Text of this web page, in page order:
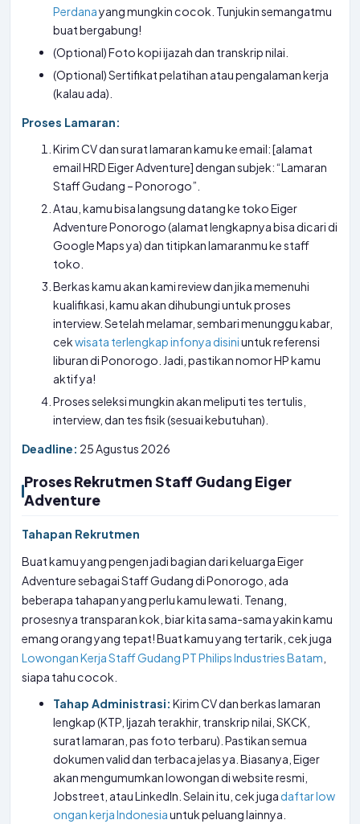
Perdanayang mungkin cocok. Tunjukin semangatmu
buat bergabung!
(Optional) Foto kopi ijazah dan transkrip nilai.
(Optional) Sertifikat pelatihan atau pengalaman kerja
(kalau ada).
Proses Lamaran:
Kirim CV dan surat lamaran kamu ke email: [alamat
email HRD Eiger Adventure] dengan subjek: “Lamaran
Staff Gudang – Ponorogo”.
Atau, kamu bisa langsung datang ke toko Eiger
Adventure Ponorogo (alamat lengkapnya bisa dicari di
Google Maps ya) dan titipkan lamaranmu ke staff
toko.
Berkas kamu akan kami review dan jika memenuhi
kualifikasi, kamu akan dihubungi untuk proses
interview. Setelah melamar, sembari menunggu kabar,
cekwisata terlengkap infonya disiniuntuk referensi
liburan di Ponorogo. Jadi, pastikan nomor HP kamu
aktif ya!
Proses seleksi mungkin akan meliputi tes tertulis,
interview, dan tes fisik (sesuai kebutuhan).
Deadline: 25 Agustus 2026
Proses Rekrutmen Staff Gudang Eiger
Adventure
Tahapan Rekrutmen
Buat kamu yang pengen jadi bagian dari keluarga Eiger
Adventure sebagai Staff Gudang di Ponorogo, ada
beberapa tahapan yang perlu kamu lewati. Tenang,
prosesnya transparan kok, biar kita sama-sama yakin kamu
emang orang yang tepat! Buat kamu yang tertarik, cek juga
Lowongan Kerja Staff Gudang PT Philips Industries Batam
siapa tahu cocok.
Tahap Administrasi: Kirim CV dan berkas lamaran
lengkap (KTP, Ijazah terakhir, transkrip nilai, SKCK,
surat lamaran, pas foto terbaru). Pastikan semua
dokumen valid dan terbaca jelas ya. Biasanya, Eiger
akan mengumumkan lowongan di website resmi,
Jobstreet, atau LinkedIn. Selain itu, cek juga daftar low
ongan kerja Indonesiauntuk peluang lainnya.